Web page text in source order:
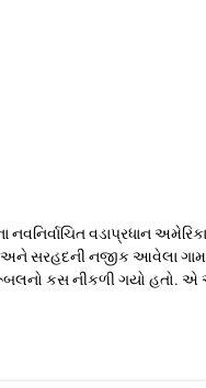
વડાપ્રધાન
સરહદની નજીક આવેલા
કસ નીકળી ગયો હતો.